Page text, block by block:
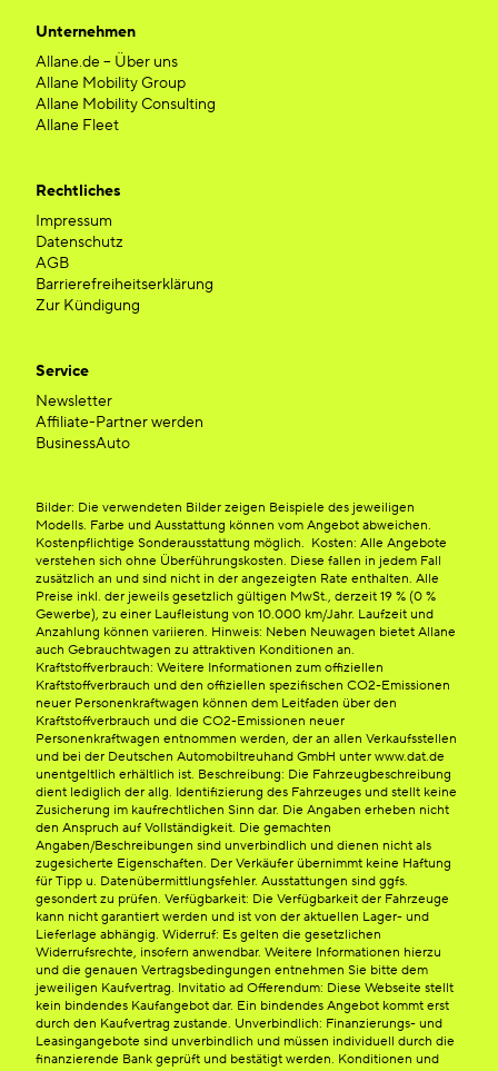
Unternehmen
Allane.de – Über uns
Allane Mobility Group
Allane Mobility Consulting
Allane Fleet
Rechtliches
Impressum
Datenschutz
AGB
Barrierefreiheitserklärung
Zur Kündigung
Service
Newsletter
Affiliate-Partner werden
BusinessAuto
Bilder: Die verwendeten Bilder zeigen Beispiele des jeweiligen
Modells. Farbe und Ausstattung können vom Angebot abweichen.
Kostenpflichtige Sonderausstattung möglich. Kosten: Alle Angebote
verstehen sich ohne Überführungskosten. Diese fallen in jedem Fall
zusätzlich an und sind nicht in der angezeigten Rate enthalten. Alle
Preise inkl. der jeweils gesetzlich gültigen MwSt., derzeit 19 % (0 %
Gewerbe), zu einer Laufleistung von 10.000 km/Jahr. Laufzeit und
Anzahlung können variieren. Hinweis: Neben Neuwagen bietet Allane
auch Gebrauchtwagen zu attraktiven Konditionen an.
Kraftstoffverbrauch: Weitere Informationen zum offiziellen
Kraftstoffverbrauch und den offiziellen spezifischen CO2-Emissionen
neuer Personenkraftwagen können dem Leitfaden über den
Kraftstoffverbrauch und die CO2-Emissionen neuer
Personenkraftwagen entnommen werden, der an allen Verkaufsstellen
und bei der Deutschen Automobiltreuhand GmbH unter www.dat.de
unentgeltlich erhältlich ist. Beschreibung: Die Fahrzeugbeschreibung
dient lediglich der allg. Identifizierung des Fahrzeuges und stellt keine
Zusicherung im kaufrechtlichen Sinn dar. Die Angaben erheben nicht
den Anspruch auf Vollständigkeit. Die gemachten
Angaben/Beschreibungen sind unverbindlich und dienen nicht als
zugesicherte Eigenschaften. Der Verkäufer übernimmt keine Haftung
für Tipp u. Datenübermittlungsfehler. Ausstattungen sind ggfs.
gesondert zu prüfen. Verfügbarkeit: Die Verfügbarkeit der Fahrzeuge
kann nicht garantiert werden und ist von der aktuellen Lager- und
Lieferlage abhängig. Widerruf: Es gelten die gesetzlichen
Widerrufsrechte, insofern anwendbar. Weitere Informationen hierzu
und die genauen Vertragsbedingungen entnehmen Sie bitte dem
jeweiligen Kaufvertrag. Invitatio ad Offerendum: Diese Webseite stellt
kein bindendes Kaufangebot dar. Ein bindendes Angebot kommt erst
durch den Kaufvertrag zustande. Unverbindlich: Finanzierungs- und
Leasingangebote sind unverbindlich und müssen individuell durch die
finanzierende Bank geprüft und bestätigt werden. Konditionen und